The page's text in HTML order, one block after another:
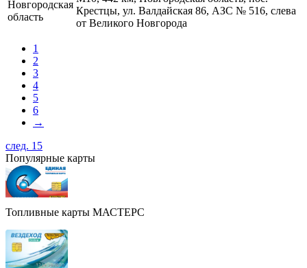
Новгородская
область
Крестцы, ул. Валдайская 86, АЗС № 516, слева
от Великого Новгорода
1
2
3
4
5
6
→
след. 15
Популярные карты
Топливные карты МАСТЕРС